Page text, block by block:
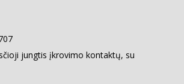
jungtis įkrovimo kontaktų, su